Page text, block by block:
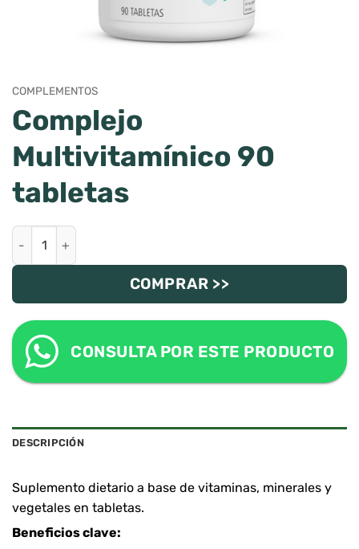
COMPLEMENTOS
Complejo
Multivitamínico 90
tabletas
COMPRAR >>
CONSULTA POR ESTE PRODUCTO
DESCRIPCIÓN
Suplemento dietario a base de vitaminas, minerales y
vegetales en tabletas.
Beneficios clave: